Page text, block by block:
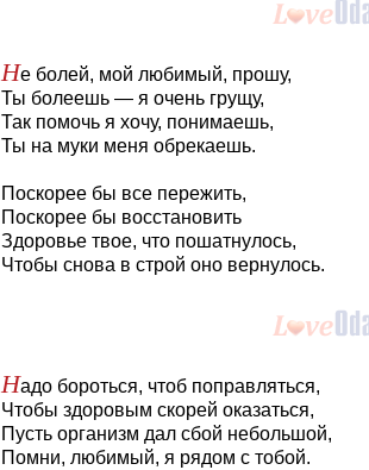
Не болей, мой любимый, прошу,
Ты болеешь — я очень грущу,
Так помочь я хочу, понимаешь,
Ты на муки меня обрекаешь.
Поскорее бы все пережить,
Поскорее бы восстановить
Здоровье твое, что пошатнулось,
Чтобы снова в строй оно вернулось.
Надо бороться, чтоб поправляться,
Чтобы здоровым скорей оказаться,
Пусть организм дал сбой небольшой,
Помни, любимый, я рядом с тобой.